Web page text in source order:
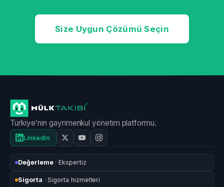
Size Uygun Çözümü Seçin
Türkiye'nin gayrimenkul yönetim platformu.
LinkedIn
Değerleme· Ekspertiz
Sigorta · Sigorta hizmetleri